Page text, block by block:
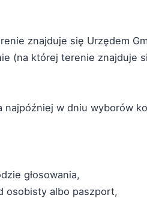
znajduje się Urzędem
(na której terenie znajduje
w dniu wyborów
głosowania,
osobisty albo paszport,